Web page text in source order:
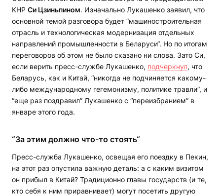
КНР Си Цзиньпином. Изначально Лукашенко заявил, что
основной темой разговора будет “машиностроительная
отрасль и технологическая модернизация отдельных
направлений промышленности в Беларуси“. Но по итогам
переговоров об этом не было сказано ни слова. Зато Си,
если верить пресс-службе Лукашенко, подчеркнул, что
Беларусь, как и Китай, “никогда не подчиняется какому-
либо международному гегемонизму, политике травли”, и
“еще раз поздравил” Лукашенко с “переизбранием” в
январе этого года.
“За этим должно что-то стоять“
Пресс-служба Лукашенко, освещая его поездку в Пекин,
на этот раз опустила важную деталь: а с каким визитом
он прибыл в Китай? Традиционно главы государств (и те,
кто себя к ним приравнивает) могут посетить другую